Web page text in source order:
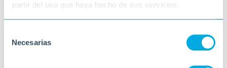
partir del uso que haya hecho de sus servicios.
Necesarias